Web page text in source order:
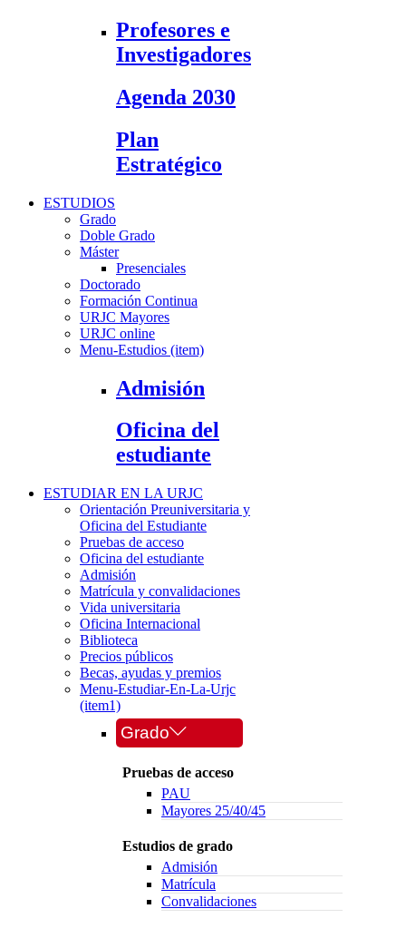
Profesores e
Investigadores
Agenda 2030
Plan
Estratégico
ESTUDIOS
Grado
Doble Grado
Máster
Presenciales
Doctorado
Formación Continua
URJC Mayores
URJC online
Menu-Estudios (item)
Admisión
Oficina del
estudiante
ESTUDIAR EN LA URJC
Orientación Preuniversitaria y
Oficina del Estudiante
Pruebas de acceso
Oficina del estudiante
Admisión
Matrícula y convalidaciones
Vida universitaria
Oficina Internacional
Biblioteca
Precios públicos
Becas, ayudas y premios
Menu-Estudiar-En-La-Urjc
(item1)
Grado
Pruebas de acceso
PAU
Mayores 25/40/45
Estudios de grado
Admisión
Matrícula
Convalidaciones